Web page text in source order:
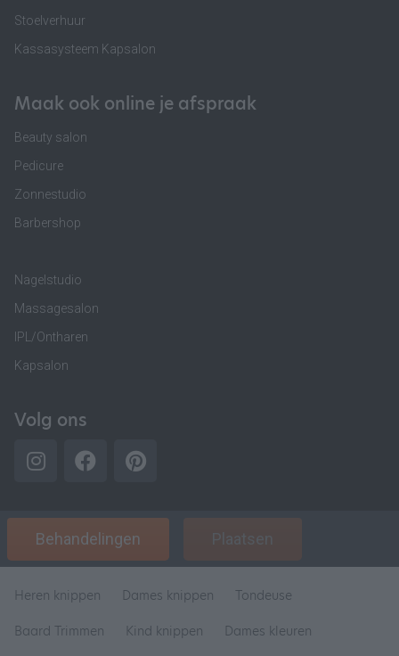
Stoelverhuur
Kassasysteem Kapsalon
Maak ook online je afspraak
Beauty salon
Pedicure
Zonnestudio
Barbershop
Nagelstudio
Massagesalon
IPL/Ontharen
Kapsalon
Volg ons
Behandelingen Plaatsen
Heren knippen Dames knippen
Tondeuse
Baard Trimmen
Kind knippen Dames kleuren